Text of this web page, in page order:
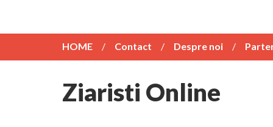
HOME Contact Despre noi
Ziaristi Online